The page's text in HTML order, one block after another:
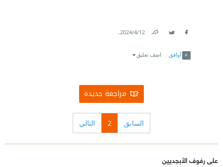
12‏/4‏/2024
.
أوافق اضف تعليق
مراجعة جديدة
السابق 2 التالي
على رفوف الأبجديين